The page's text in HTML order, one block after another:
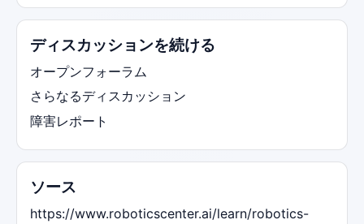
ディスカッションを続ける
オープンフォーラム
さらなるディスカッション
障害レポート
ソース
https://www.roboticscenter.ai/learn/robotics-